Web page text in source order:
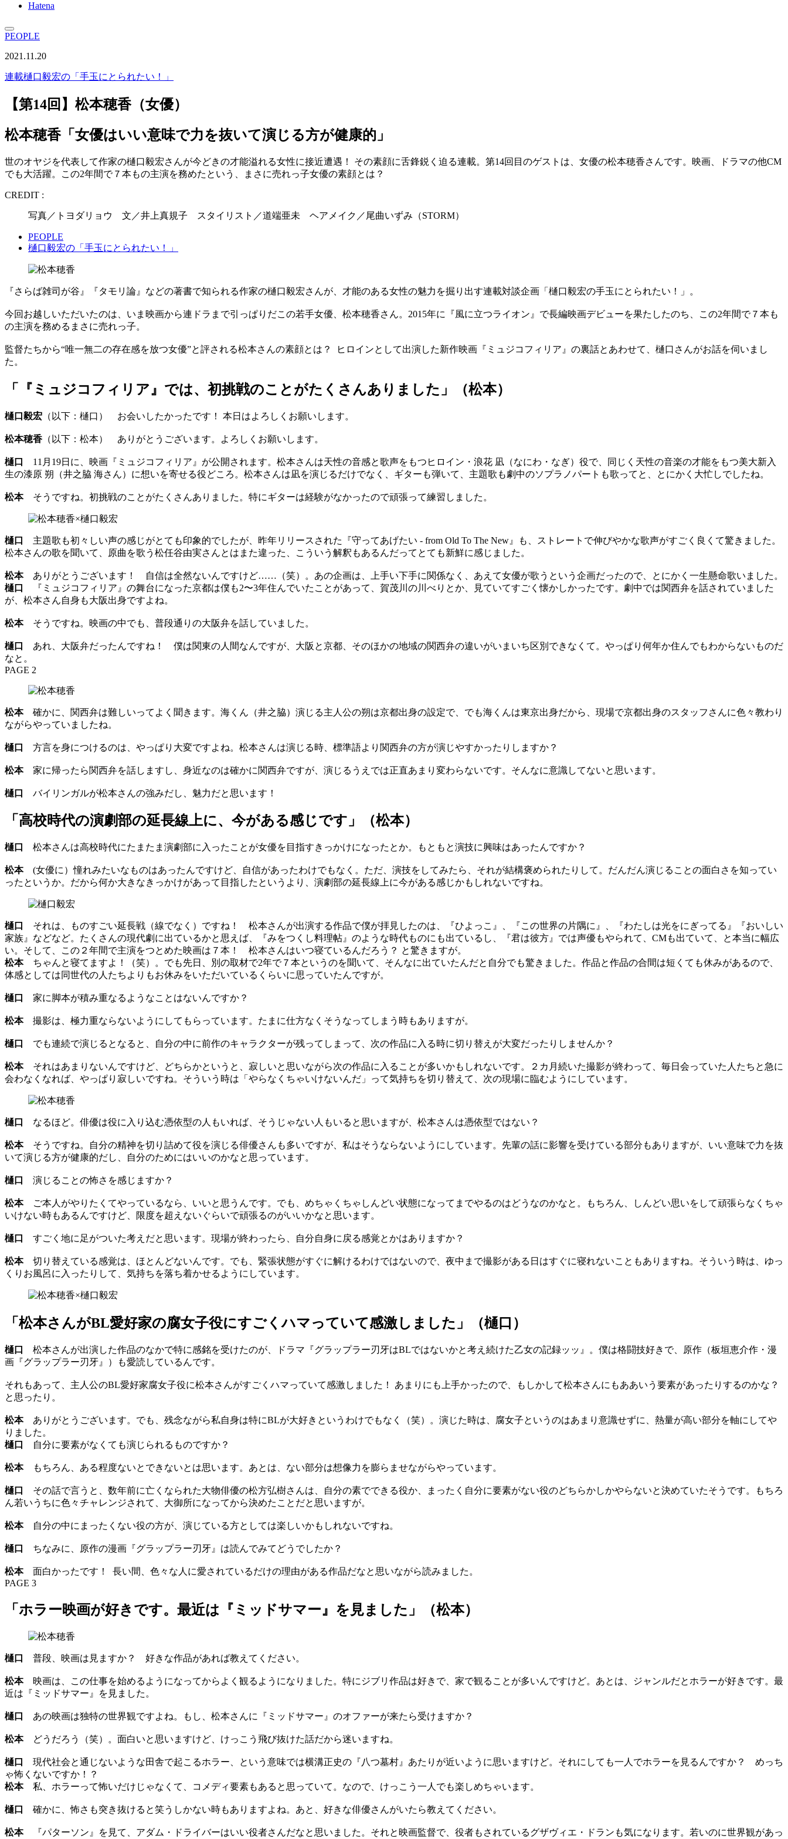
Hatena
PEOPLE
2021.11.20
連載樋口毅宏の「手玉にとられたい！」
【第14回】松本穂香（女優）
松本穂香「女優はいい意味で力を抜いて演じる方が健康的」
世のオヤジを代表して作家の樋口毅宏さんが今どきの才能溢れる女性に接近遭遇！ その素顔に舌鋒鋭く迫る連載。第14回目のゲストは、女優の松本穂香さんです。映画、ドラマの他CM
でも大活躍。この2年間で７本もの主演を務めたという、まさに売れっ子女優の素顔とは？
CREDIT :
写真／トヨダリョウ 文／井上真規子 スタイリスト／道端亜未 ヘアメイク／尾曲いずみ（STORM）
PEOPLE
樋口毅宏の「手玉にとられたい！」
『さらば雑司が谷』『タモリ論』などの著書で知られる作家の樋口毅宏さんが、才能のある女性の魅力を掘り出す連載対談企画「樋口毅宏の手玉にとられたい！」。
今回お越しいただいたのは、いま映画から連ドラまで引っぱりだこの若手女優、松本穂香さん。2015年に『風に立つライオン』で長編映画デビューを果たしたのち、この2年間で７本も
の主演を務めるまさに売れっ子。
監督たちから“唯一無二の存在感を放つ女優”と評される松本さんの素顔とは？ ヒロインとして出演した新作映画『ミュジコフィリア』の裏話とあわせて、樋口さんがお話を伺いまし
た。
「『ミュジコフィリア』では、初挑戦のことがたくさんありました」（松本）
樋口毅宏 （以下：樋口） お会いしたかったです！ 本日はよろしくお願いします。
松本穂香 （以下：松本） ありがとうございます。よろしくお願いします。
樋口
11月19日に、映画『ミュジコフィリア』が公開されます。松本さんは天性の音感と歌声をもつヒロイン・浪花 凪（なにわ・なぎ）役で、同じく天性の音楽の才能をもつ美大新入
生の漆原 朔（井之脇 海さん）に想いを寄せる役どころ。松本さんは凪を演じるだけでなく、ギターも弾いて、主題歌も劇中のソプラノパートも歌ってと、とにかく大忙しでしたね。
松本そうですね。初挑戦のことがたくさんありました。特にギターは経験がなかったので頑張って練習しました。
樋口
主題歌も初々しい声の感じがとても印象的でしたが、昨年リリースされた『守ってあげたい - from Old To The New』も、ストレートで伸びやかな歌声がすごく良くて驚きました。
松本さんの歌を聞いて、原曲を歌う松任谷由実さんとはまた違った、こういう解釈もあるんだってとても新鮮に感じました。
松本ありがとうございます！ 自信は全然ないんですけど……（笑）。あの企画は、上手い下手に関係なく、あえて女優が歌うという企画だったので、とにかく一生懸命歌いました。
樋口
『ミュジコフィリア』の舞台になった京都は僕も2〜3年住んでいたことがあって、賀茂川の川べりとか、見ていてすごく懐かしかったです。劇中では関西弁を話されていました
が、松本さん自身も大阪出身ですよね。
松本そうですね。映画の中でも、普段通りの大阪弁を話していました。
樋口
あれ、大阪弁だったんですね！ 僕は関東の人間なんですが、大阪と京都、そのほかの地域の関西弁の違いがいまいち区別できなくて。やっぱり何年か住んでもわからないものだ
なと。
PAGE 2
松本確かに、関西弁は難しいってよく聞きます。海くん（井之脇）演じる主人公の朔は京都出身の設定で、でも海くんは東京出身だから、現場で京都出身のスタッフさんに色々教わり
ながらやっていましたね。
樋口 方言を身につけるのは、やっぱり大変ですよね。松本さんは演じる時、標準語より関西弁の方が演じやすかったりしますか？
松本家に帰ったら関西弁を話しますし、身近なのは確かに関西弁ですが、演じるうえでは正直あまり変わらないです。そんなに意識してないと思います。
樋口 バイリンガルが松本さんの強みだし、魅力だと思います！
「高校時代の演劇部の延長線上に、今がある感じです」（松本）
樋口 松本さんは高校時代にたまたま演劇部に入ったことが女優を目指すきっかけになったとか。もともと演技に興味はあったんですか？
松本(女優に）憧れみたいなものはあったんですけど、自信があったわけでもなく。ただ、演技をしてみたら、それが結構褒められたりして。だんだん演じることの面白さを知ってい
ったというか。だから何か大きなきっかけがあって目指したというより、演劇部の延長線上に今がある感じかもしれないですね。
樋口
それは、ものすごい延長戦（線でなく）ですね！ 松本さんが出演する作品で僕が拝見したのは、『ひよっこ』、『この世界の片隅に』、『わたしは光をにぎってる』『おいしい
家族』などなど。たくさんの現代劇に出ているかと思えば、『みをつくし料理帖』のような時代ものにも出ているし、『君は彼方』では声優もやられて、CMも出ていて、と本当に幅広
い。そして、この２年間で主演をつとめた映画は７本！ 松本さんはいつ寝ているんだろう？ と驚きますが。
松本ちゃんと寝てますよ！（笑）。でも先日、別の取材で2年で７本というのを聞いて、そんなに出ていたんだと自分でも驚きました。作品と作品の合間は短くても休みがあるので、
体感としては同世代の人たちよりもお休みをいただいているくらいに思っていたんですが。
樋口 家に脚本が積み重なるようなことはないんですか？
松本撮影は、極力重ならないようにしてもらっています。たまに仕方なくそうなってしまう時もありますが。
樋口 でも連続で演じるとなると、自分の中に前作のキャラクターが残ってしまって、次の作品に入る時に切り替えが大変だったりしませんか？
松本それはあまりないんですけど、どちらかというと、寂しいと思いながら次の作品に入ることが多いかもしれないです。２カ月続いた撮影が終わって、毎日会っていた人たちと急に
会わなくなれば、やっぱり寂しいですね。そういう時は「やらなくちゃいけないんだ」って気持ちを切り替えて、次の現場に臨むようにしています。
樋口 なるほど。俳優は役に入り込む憑依型の人もいれば、そうじゃない人もいると思いますが、松本さんは憑依型ではない？
松本そうですね。自分の精神を切り詰めて役を演じる俳優さんも多いですが、私はそうならないようにしています。先輩の話に影響を受けている部分もありますが、いい意味で力を抜
いて演じる方が健康的だし、自分のためにはいいのかなと思っています。
樋口 演じることの怖さを感じますか？
松本ご本人がやりたくてやっているなら、いいと思うんです。でも、めちゃくちゃしんどい状態になってまでやるのはどうなのかなと。もちろん、しんどい思いをして頑張らなくちゃ
いけない時もあるんですけど、限度を超えないぐらいで頑張るのがいいかなと思います。
樋口 すごく地に足がついた考えだと思います。現場が終わったら、自分自身に戻る感覚とかはありますか？
松本切り替えている感覚は、ほとんどないんです。でも、緊張状態がすぐに解けるわけではないので、夜中まで撮影がある日はすぐに寝れないこともありますね。そういう時は、ゆっ
くりお風呂に入ったりして、気持ちを落ち着かせるようにしています。
「松本さんがBL愛好家の腐女子役にすごくハマっていて感激しました」（樋口）
樋口
松本さんが出演した作品のなかで特に感銘を受けたのが、ドラマ『グラップラー刃牙はBLではないかと考え続けた乙女の記録ッッ』。僕は格闘技好きで、原作（板垣恵介作・漫
画『グラップラー刃牙』）も愛読しているんです。
それもあって、主人公のBL愛好家腐女子役に松本さんがすごくハマっていて感激しました！ あまりにも上手かったので、もしかして松本さんにもああいう要素があったりするのかな？
と思ったり。
松本ありがとうございます。でも、残念ながら私自身は特にBLが大好きというわけでもなく（笑）。演じた時は、腐女子というのはあまり意識せずに、熱量が高い部分を軸にしてや
りました。
樋口
自分に要素がなくても演じられるものですか？
松本もちろん、ある程度ないとできないとは思います。あとは、ない部分は想像力を膨らませながらやっています。
樋口
その話で言うと、数年前に亡くなられた大物俳優の松方弘樹さんは、自分の素でできる役か、まったく自分に要素がない役のどちらかしかやらないと決めていたそうです。もちろ
ん若いうちに色々チャレンジされて、大御所になってから決めたことだと思いますが。
松本自分の中にまったくない役の方が、演じている方としては楽しいかもしれないですね。
樋口 ちなみに、原作の漫画『グラップラー刃牙』は読んでみてどうでしたか？
松本面白かったです！ 長い間、色々な人に愛されているだけの理由がある作品だなと思いながら読みました。
PAGE 3
「ホラー映画が好きです。最近は『ミッドサマー』を見ました」（松本）
樋口 普段、映画は見ますか？ 好きな作品があれば教えてください。
松本映画は、この仕事を始めるようになってからよく観るようになりました。特にジブリ作品は好きで、家で観ることが多いんですけど。あとは、ジャンルだとホラーが好きです。最
近は『ミッドサマー』を見ました。
樋口 あの映画は独特の世界観ですよね。もし、松本さんに『ミッドサマー』のオファーが来たら受けますか？
松本どうだろう（笑）。面白いと思いますけど、けっこう飛び抜けた話だから迷いますね。
樋口
現代社会と通じないような田舎で起こるホラー、という意味では横溝正史の『八つ墓村』あたりが近いように思いますけど。それにしても一人でホラーを見るんですか？ めっち
ゃ怖くないですか！？
松本私、ホラーって怖いだけじゃなくて、コメディ要素もあると思っていて。なので、けっこう一人でも楽しめちゃいます。
樋口 確かに、怖さも突き抜けると笑うしかない時もありますよね。あと、好きな俳優さんがいたら教えてください。
松本『パターソン』を見て、アダム・ドライバーはいい役者さんだなと思いました。それと映画監督で、役者もされているグザヴィエ・ドランも気になります。若いのに世界観があっ